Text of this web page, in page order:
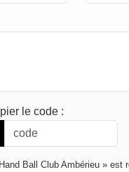
le code :
Ball Club Ambérieu » est